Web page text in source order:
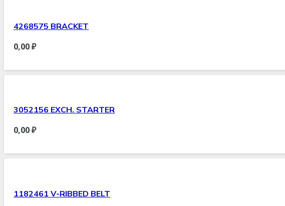
4268575 BRACKET
0,00₽
3052156 EXCH. STARTER
0,00₽
1182461 V-RIBBED BELT